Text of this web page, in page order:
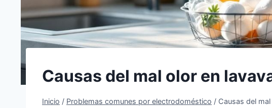
Causas del mal olor en
Inicio / Problemas comunes por electrodoméstico / Causas del